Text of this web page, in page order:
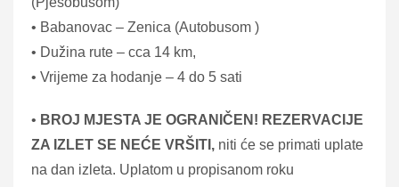
• Babanovac – Zenica (Autobusom )
• Dužina rute – cca 14 km,
• Vrijeme za hodanje – 4 do 5 sati
• BROJ MJESTA JE OGRANIČEN! REZERVACIJE
ZA IZLET SE NEĆE VRŠITI, niti će se primati uplate
na dan izleta. Uplatom u propisanom roku